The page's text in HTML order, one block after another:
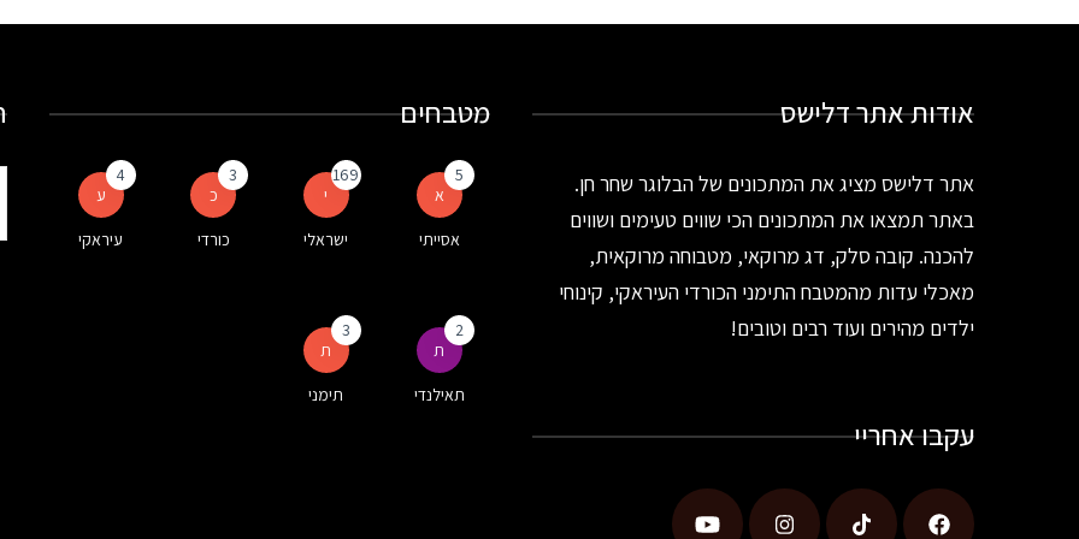
אודות אתר דלישס
אתר דלישס מציג את המתכונים של הבלוגר שחר חן.
באתר תמצאו את המתכונים הכי שווים טעימים ושווים
להכנה. קובה סלק, דג מרוקאי, מטבוחה מרוקאית,
מאכלי עדות מהמטבח התימני הכורדי העיראקי, קינוחי
ילדים מהירים ועוד רבים וטובים!
עקבו אחריי
מטבחים
א
5
אסייתי
י
169
ישראלי
כ
3
כורדי
ע
4
עיראקי
ת
2
תאילנדי
ת
3
תימני